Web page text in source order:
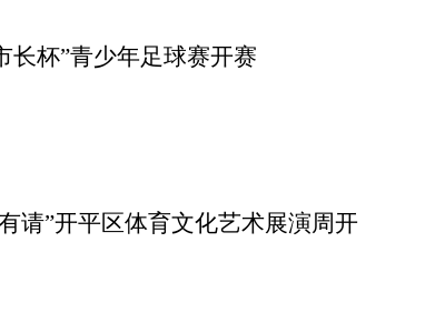
长杯”青少年足球赛开赛
请”开平区体育文化艺术展演周开